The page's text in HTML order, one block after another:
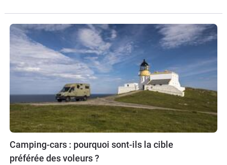
Camping-cars : pourquoi sont-ils la cible
préférée des voleurs ?